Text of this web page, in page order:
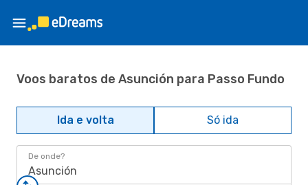
Voos baratos de Asunción para Passo Fundo
Ida e volta Só ida
De onde?
Asunción